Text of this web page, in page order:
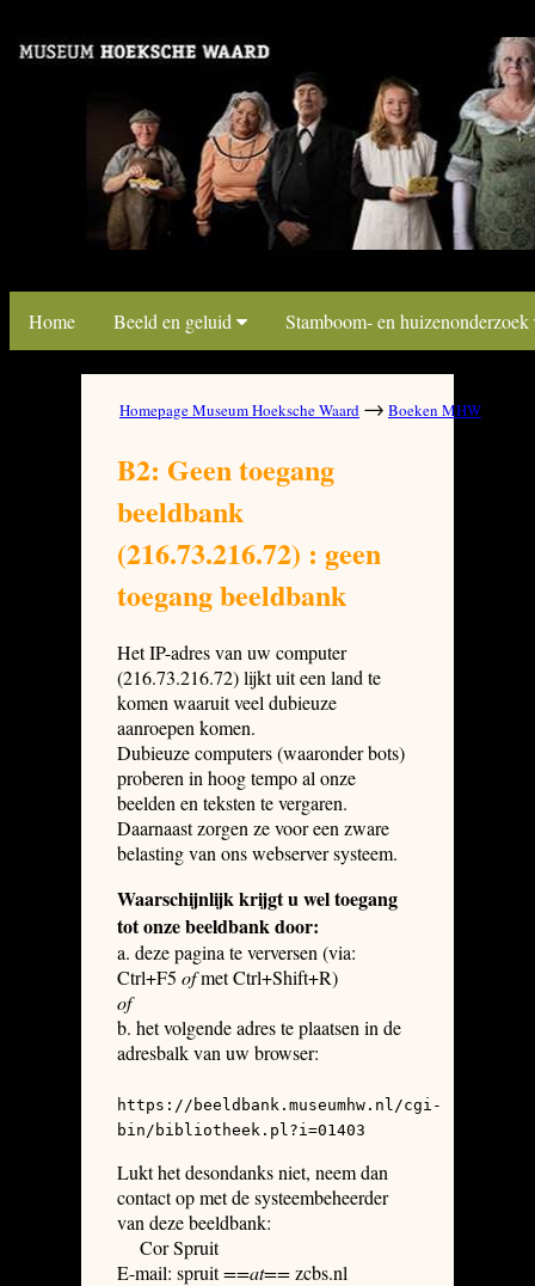
Home Beeld en geluid Stamboom- en huizenonderzoek
Homepage Museum Hoeksche Waard → Boeken MHW
B2: Geen toegang
beeldbank
(216.73.216.72) : geen
toegang beeldbank
Het IP-adres van uw computer
(216.73.216.72) lijkt uit een land te
komen waaruit veel dubieuze
aanroepen komen.
Dubieuze computers (waaronder bots)
proberen in hoog tempo al onze
beelden en teksten te vergaren.
Daarnaast zorgen ze voor een zware
belasting van ons webserver systeem.
Waarschijnlijk krijgt u wel toegang
tot onze beeldbank door:
a. deze pagina te verversen (via:
Ctrl+F5 ofmet Ctrl+Shift+R)
of
b. het volgende adres te plaatsen in de
adresbalk van uw browser:
https://beeldbank.museumhw.nl/cgi-
bin/bibliotheek.pl?i=01403
Lukt het desondanks niet, neem dan
contact op met de systeembeheerder
van deze beeldbank:
Cor Spruit
E-mail: spruit==at==zcbs.nl